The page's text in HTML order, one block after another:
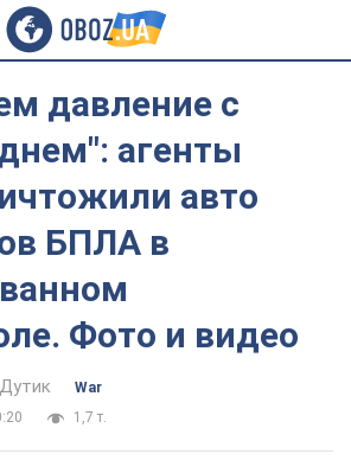
давление с
агенты
авто
БПЛА в
Фото и видео
War
1,7 т.